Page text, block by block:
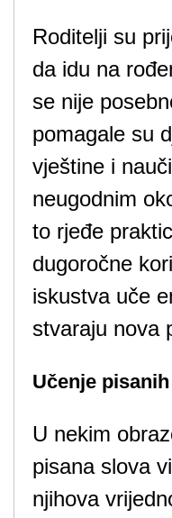
Roditelji su
da idu na
se nije
pomagale su
vještine i
neugodnim
to rjeđe
dugoročne
iskustva uče
stvaraju nova
Učenje
U nekim
pisana slova
njihova